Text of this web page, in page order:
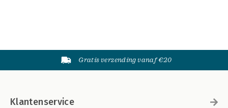
Gratis verzending vanaf €20
Klantenservice